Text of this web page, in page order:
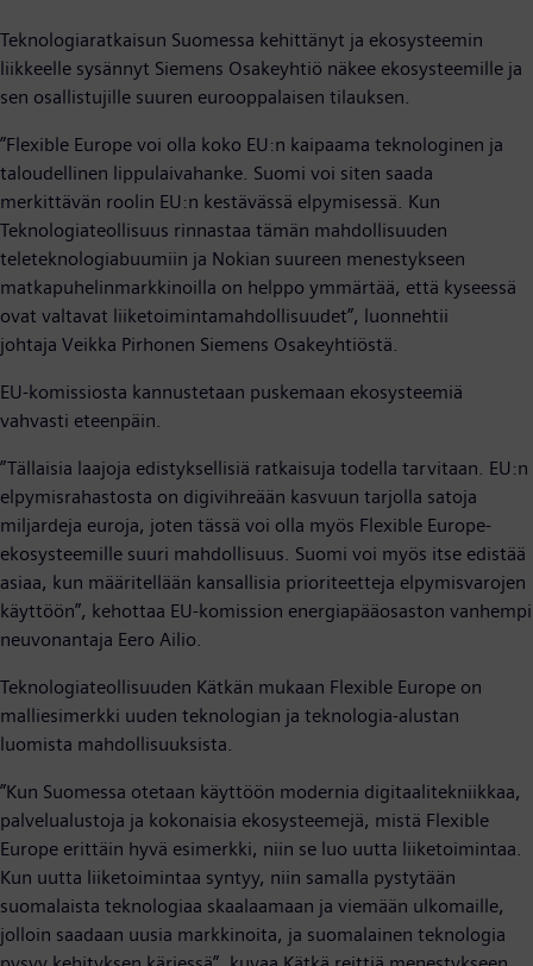
Teknologiaratkaisun Suomessa kehittänyt ja ekosysteemin
liikkeelle sysännyt Siemens Osakeyhtiö näkee ekosysteemille ja
sen osallistujille suuren eurooppalaisen tilauksen.
”Flexible Europe voi olla koko EU:n kaipaama teknologinen ja
taloudellinen lippulaivahanke. Suomi voi siten saada
merkittävän roolin EU:n kestävässä elpymisessä. Kun
Teknologiateollisuus rinnastaa tämän mahdollisuuden
teleteknologiabuumiin ja Nokian suureen menestykseen
matkapuhelinmarkkinoilla on helppo ymmärtää, että kyseessä
ovat valtavat liiketoimintamahdollisuudet”, luonnehtii
johtaja Veikka Pirhonen Siemens Osakeyhtiöstä.
EU-komissiosta kannustetaan puskemaan ekosysteemiä
vahvasti eteenpäin.
”Tällaisia laajoja edistyksellisiä ratkaisuja todella tarvitaan. EU:n
elpymisrahastosta on digivihreään kasvuun tarjolla satoja
miljardeja euroja, joten tässä voi olla myös Flexible Europe-
ekosysteemille suuri mahdollisuus. Suomi voi myös itse edistää
asiaa, kun määritellään kansallisia prioriteetteja elpymisvarojen
käyttöön”, kehottaa EU-komission energiapääosaston vanhempi
neuvonantaja Eero Ailio.
Teknologiateollisuuden Kätkän mukaan Flexible Europe on
malliesimerkki uuden teknologian ja teknologia-alustan
luomista mahdollisuuksista.
”Kun Suomessa otetaan käyttöön modernia digitaalitekniikkaa,
palvelualustoja ja kokonaisia ekosysteemejä, mistä Flexible
Europe erittäin hyvä esimerkki, niin se luo uutta liiketoimintaa.
Kun uutta liiketoimintaa syntyy, niin samalla pystytään
suomalaista teknologiaa skaalaamaan ja viemään ulkomaille,
jolloin saadaan uusia markkinoita, ja suomalainen teknologia